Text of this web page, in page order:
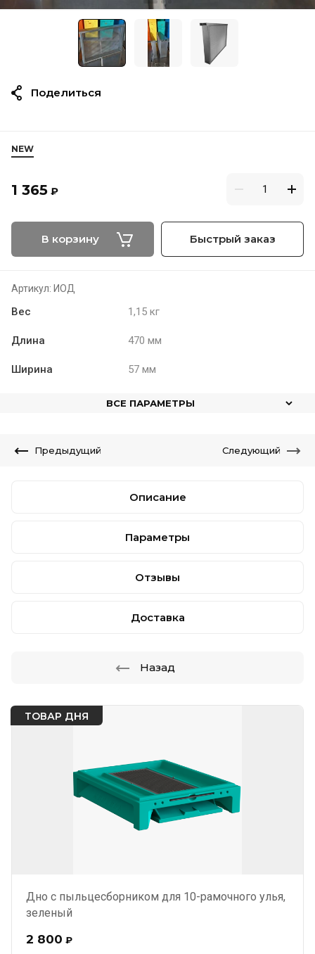
ТОВАР ДНЯ
Дно с пыльцесборником для 10-рамочного улья,
зеленый
2 800 ₽
NEW
1 365 ₽
В корзину Быстрый заказ
Артикул: ИОД
Вес 1,15 кг
Длина 470 мм
Ширина 57 мм
ВСЕ ПАРАМЕТРЫ
Поделиться
Предыдущий Следующий
Описание
Параметры
Отзывы
Доставка
Назад